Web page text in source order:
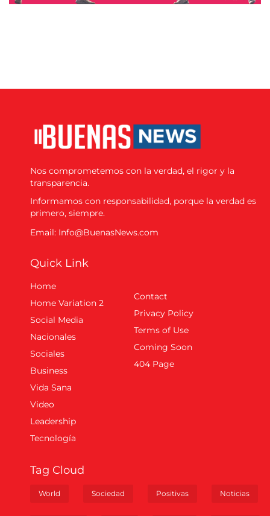
Nos comprometemos con la verdad, el rigor y la
transparencia.
Informamos con responsabilidad, porque la verdad es
primero, siempre.
Email: Info@BuenasNews.com
Quick Link
Home
Home Variation 2
Social Media
Nacionales
Sociales
Business
Vida Sana
Video
Leadership
Tecnología
Contact
Privacy Policy
Terms of Use
Coming Soon
404 Page
Tag Cloud
World Sociedad Positivas Noticias